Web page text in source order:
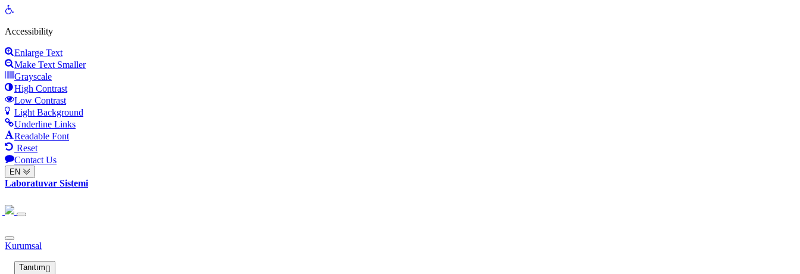
Open
Accessibility
Enlarge Text
Make Text Smaller
Grayscale
High Contrast
Low Contrast
Light Background
Underline Links
Readable Font
Reset
Contact Us
EN
Laboratuvar Sistemi
Kurumsal
Tanıtım